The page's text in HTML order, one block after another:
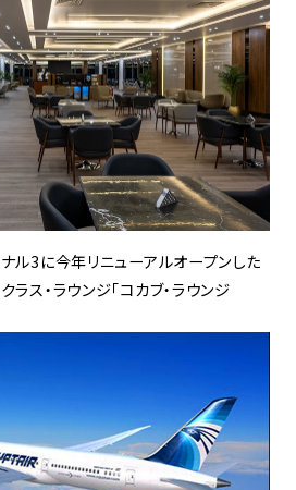
ル3に今年リニューアルオープンした
ス・ラウンジ「コカブ・ラウンジ